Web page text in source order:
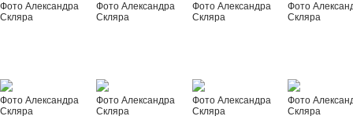
Фото Александра
Скляра
Фото Александра
Скляра
Фото Александра
Скляра
Фото
Скляра
Фото Александра
Скляра
Фото Александра
Скляра
Фото Александра
Скляра
Фото
Скляра